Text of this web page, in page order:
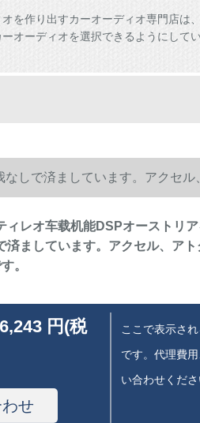
を作り出すカーオーディオ専門店は
オーディオを選択できるようにしてい
しで済ましています。アクセル
ィレオ车载机能DSPオーストリ
済ましています。アクセル、ア
。
円(税
せ
ここで表示さ
です。代理費
い合わせくださ